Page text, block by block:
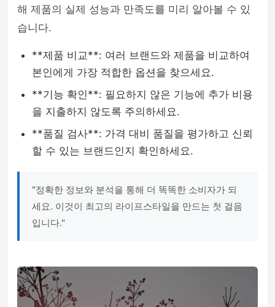
해 제품의 실제 성능과 만족도를 미리 알아볼 수 있
습니다.
**제품 비교**: 여러 브랜드와 제품을 비교하여
본인에게 가장 적합한 옵션을 찾으세요.
**기능 확인**: 필요하지 않은 기능에 추가 비용
을 지출하지 않도록 주의하세요.
**품질 검사**: 가격 대비 품질을 평가하고 신뢰
할 수 있는 브랜드인지 확인하세요.
"정확한 정보와 분석을 통해 더 똑똑한 소비자가 되
세요. 이것이 최고의 라이프스타일을 만드는 첫 걸음
입니다."